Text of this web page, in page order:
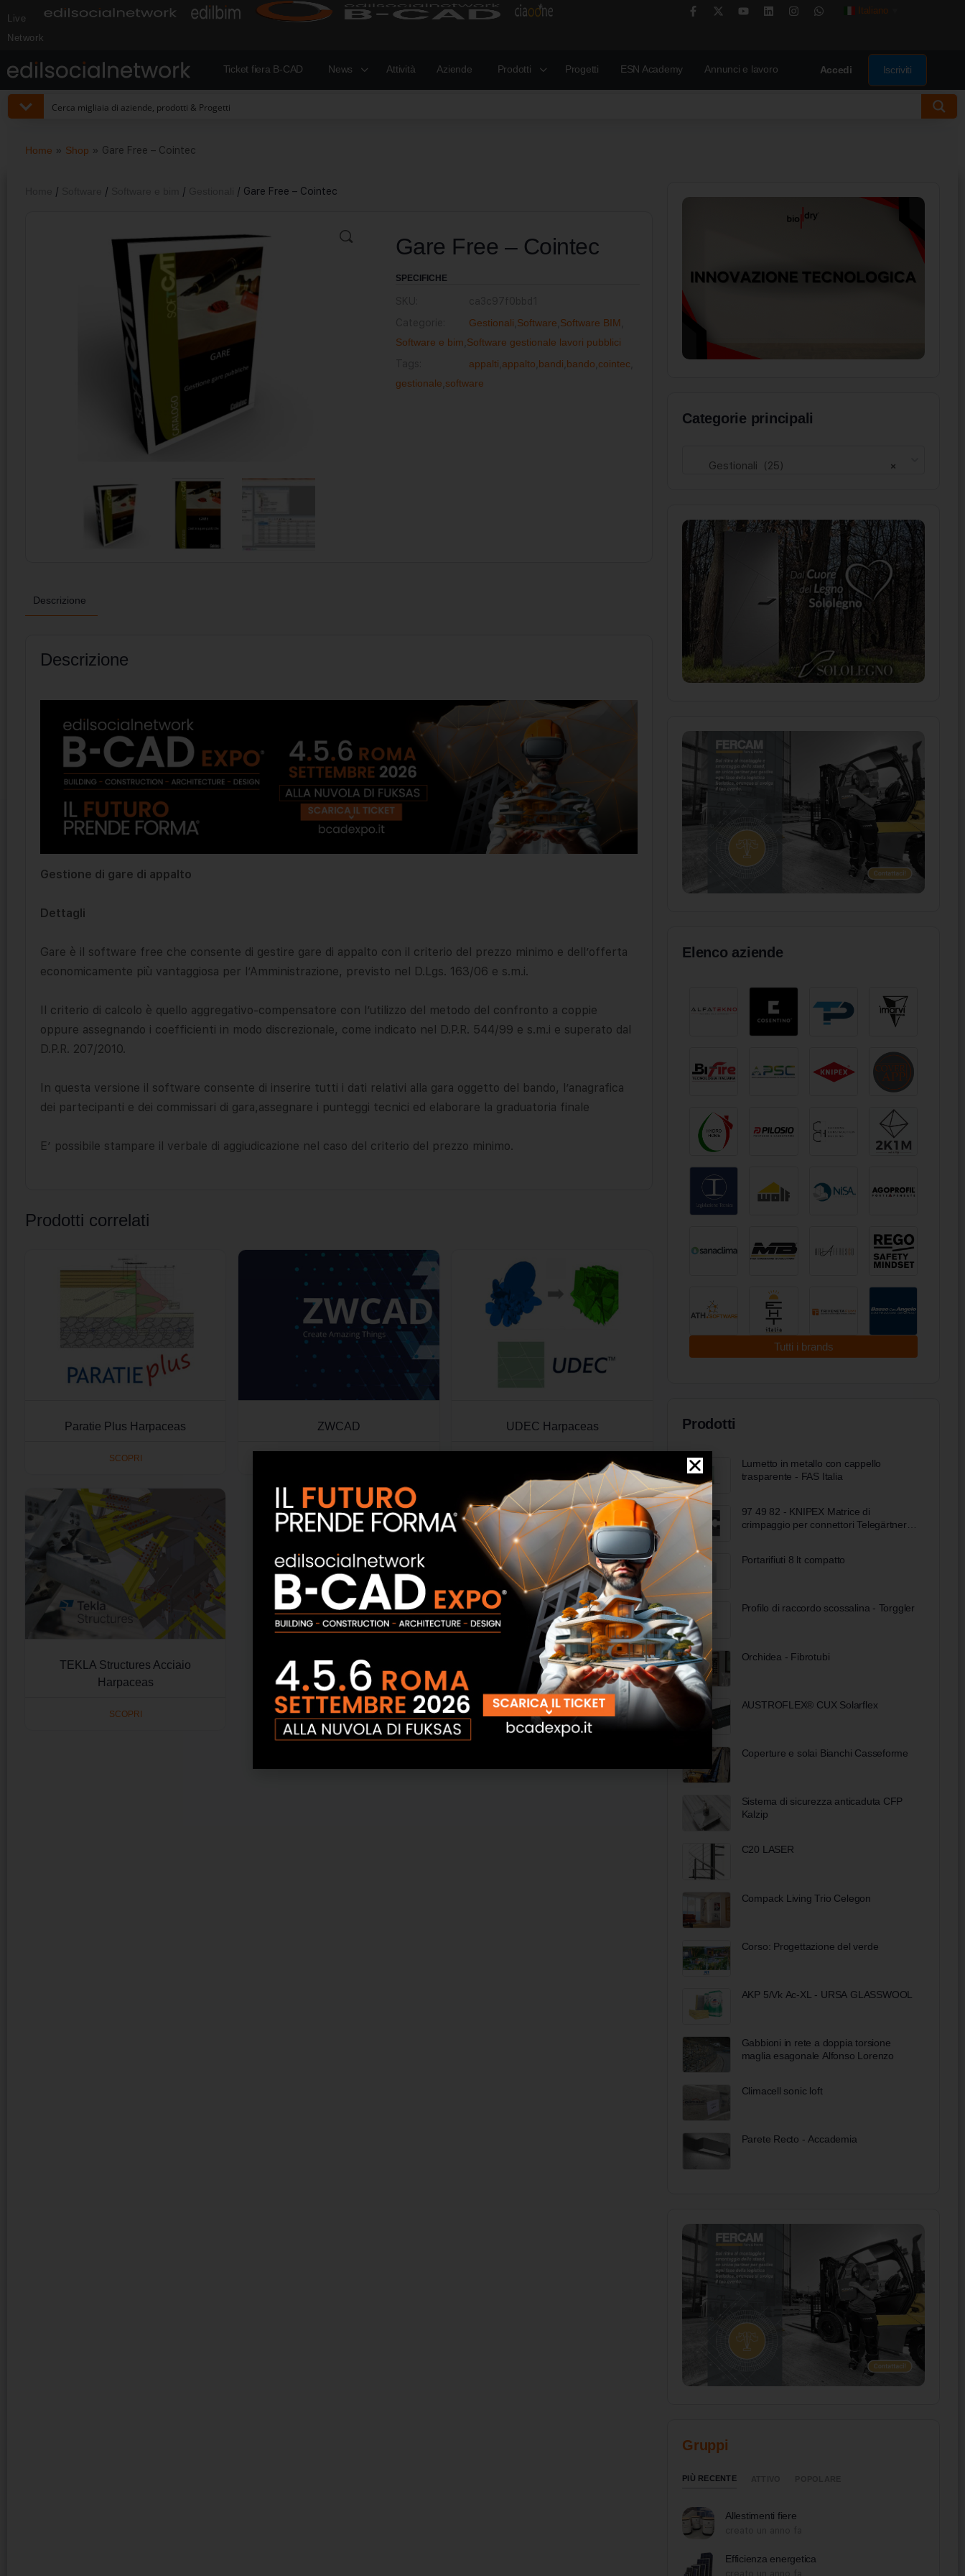
Live
Network
Italiano
Ticket fiera B-CAD News Attività Aziende Prodotti Progetti ESN Academy Annunci e lavoro Accedi Iscriviti
Home » Shop » Gare Free – Cointec
/ / / / Gare Free – Cointec
Gare Free – Cointec
SPECIFICHE
Gestionali Software Software BIM
Software e bim Software gestionale lavori pubblici
appalti appalto bandi bando cointec
gestionale software
Descrizione
Descrizione
Gestione di gare di appalto
Dettagli
Gare è il software free che consente di gestire gare di appalto con il criterio del prezzo minimo e dell’offerta
economicamente più vantaggiosa per l’Amministrazione, previsto nel D.Lgs. 163/06 e s.m.i.
Il criterio di calcolo è quello aggregativo-compensatore con l’utilizzo del metodo del confronto a coppie
oppure assegnando i coefficienti in modo discrezionale, come indicato nel D.P.R. 544/99 e s.m.i e superato dal
D.P.R. 207/2010.
In questa versione il software consente di inserire tutti i dati relativi alla gara oggetto del bando, l’anagrafica
dei partecipanti e dei commissari di gara,assegnare i punteggi tecnici ed elaborare la graduatoria finale
E’ possibile stampare il verbale di aggiudicazione nel caso del criterio del prezzo minimo.
Prodotti correlati
Paratie Plus Harpaceas
SCOPRI
ZWCAD UDEC Harpaceas
TEKLA Structures Acciaio
Harpaceas
SCOPRI
Categorie principali
×
Gestionali (25)
Elenco aziende
Tutti i brands
Prodotti
Lumetto in metallo con cappello
trasparente - FAS Italia
97 49 82 - KNIPEX Matrice di
crimpaggio per connettori Telegärtner
Portarifiuti 8 lt compatto
Profilo di raccordo scossalina - Torggler
Orchidea - Fibrotubi
AUSTROFLEX® CUX Solarflex
Coperture e solai Bianchi Casseforme
Sistema di sicurezza anticaduta CFP
Kalzip
C20 LASER
Compack Living Trio Celegon
Corso: Progettazione del verde
AKP 5/Vk Ac-XL - URSA GLASSWOOL
Gabbioni in rete a doppia torsione
maglia esagonale Alfonso Lorenzo
Climacell sonic loft
Parete Recto - Accademia
Gruppi
PIÙ RECENTE
Allestimenti fiere
Efficienza energetica